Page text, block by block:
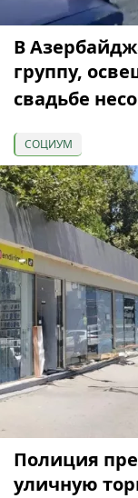
В
группу,
свадьбе
СОЦИУМ
Полиция
уличную